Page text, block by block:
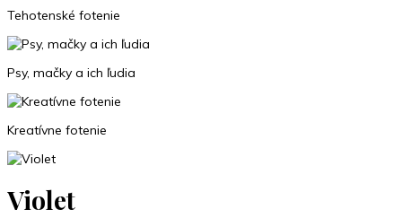
Tehotenské fotenie
Psy, mačky a ich ľudia
Kreatívne fotenie
Violet